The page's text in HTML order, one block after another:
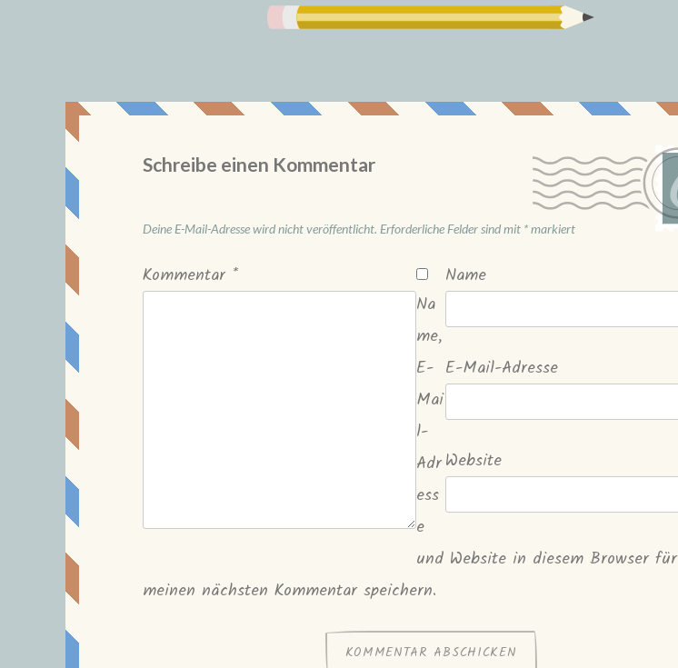
Schreibe einen Kommentar
Deine E-Mail-Adresse wird nicht veröffentlicht. Erforderliche Felder sind mit *markiert
Kommentar * Name
E-Mail-Adresse
Website
Na
me,
E-
Mai
l-
Adr
ess
e
und Website in diesem Browser für
meinen nächsten Kommentar speichern.